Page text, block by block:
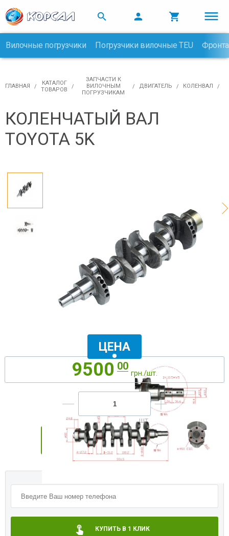
  
Вилочные погрузчики Погрузчики вилочные TEU
ГЛАВНАЯ
КАТАЛОГ
ТОВАРОВ
ЗАПЧАСТИ К
ВИЛОЧНЫМ
ПОГРУЗЧИКАМ
ДВИГАТЕЛЬ КОЛЕНВАЛ
КОЛЕНЧАТЫЙ ВАЛ
TOYOTA 5K
9500 00
грн./шт.
ЦЕНА
ДОБАВИТЬ В КОРЗИНУ
КУПИТЬ В 1 КЛИК